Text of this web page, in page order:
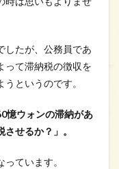
したが、公務員であ
って滞納税の徴収を
というのです。
憶ウォンの滞納があ
せるか？」。
ています。